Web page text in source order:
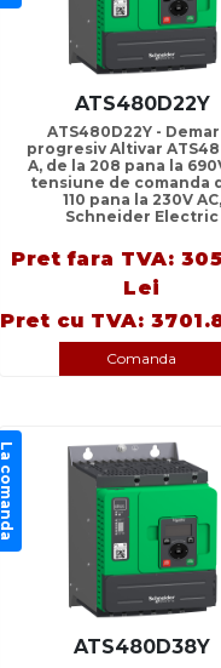
ATS480D22Y
ATS480D22Y -
progresiv Altivar
A, de la 208 pana la
tensiune de comanda
110 pana la 230V AC,
Schneider Electric
Pret fara TVA:
Lei
Pret cu TVA:
Comanda
La comanda
ATS480D38Y